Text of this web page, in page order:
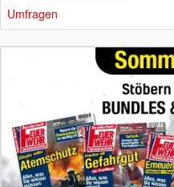
Umfragen